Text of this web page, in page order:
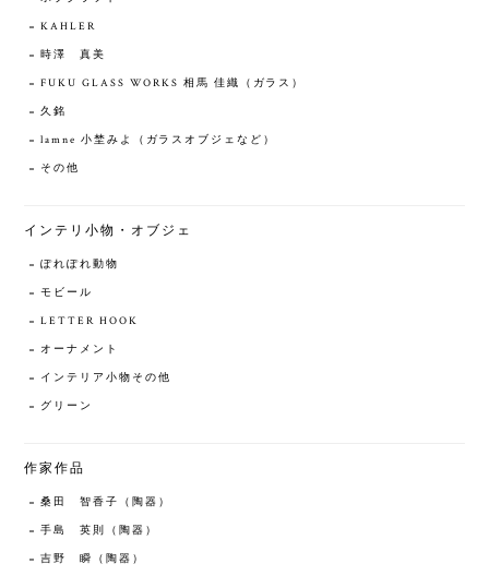
KAHLER
時澤 真美
FUKU GLASS WORKS 相馬 佳織（ガラス）
久銘
lamne 小埜みよ（ガラスオブジェなど）
その他
インテリ小物・オブジェ
ぽれぽれ動物
モビール
LETTER HOOK
オーナメント
インテリア小物その他
グリーン
作家作品
桑田 智香子（陶器）
手島 英則（陶器）
吉野 瞬（陶器）